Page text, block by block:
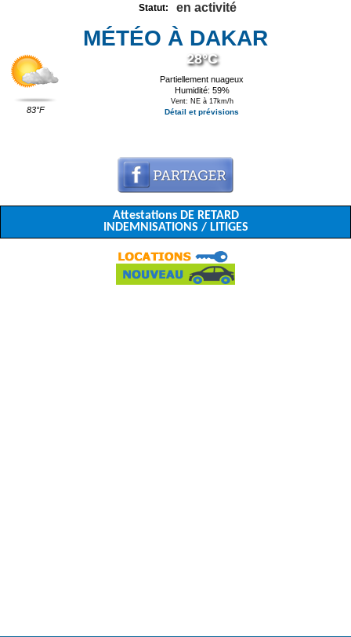
Statut: en activité
MÉTÉO À DAKAR
83°F
28°C
Partiellement nuageux
Humidité: 59%
Vent: NE à 17km/h
Détail et prévisions
Attestations DE RETARD
INDEMNISATIONS / LITIGES